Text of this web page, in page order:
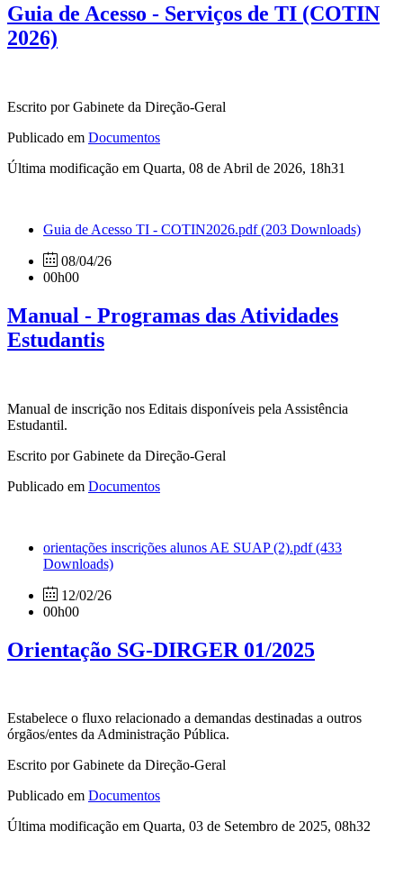
Guia de Acesso - Serviços de TI (COTIN
2026)
Escrito por Gabinete da Direção-Geral
Publicado em Documentos
Última modificação em Quarta, 08 de Abril de 2026, 18h31
Guia de Acesso TI - COTIN2026.pdf(203 Downloads)
08/04/26
00h00
Manual - Programas das Atividades
Estudantis
Manual de inscrição nos Editais disponíveis pela Assistência
Estudantil.
Escrito por Gabinete da Direção-Geral
Publicado em Documentos
orientações inscrições alunos AE SUAP (2).pdf(433
Downloads)
12/02/26
00h00
Orientação SG-DIRGER 01/2025
Estabelece o fluxo relacionado a demandas destinadas a outros
órgãos/entes da Administração Pública.
Escrito por Gabinete da Direção-Geral
Publicado em Documentos
Última modificação em Quarta, 03 de Setembro de 2025, 08h32